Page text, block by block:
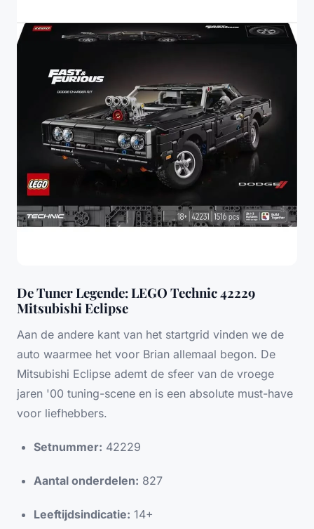
De Tuner Legende: LEGO Technic 42229
Mitsubishi Eclipse
Aan de andere kant van het startgrid vinden we de
auto waarmee het voor Brian allemaal begon. De
Mitsubishi Eclipse ademt de sfeer van de vroege
jaren '00 tuning-scene en is een absolute must-have
voor liefhebbers.
Setnummer: 42229
Aantal onderdelen: 827
Leeftijdsindicatie: 14+